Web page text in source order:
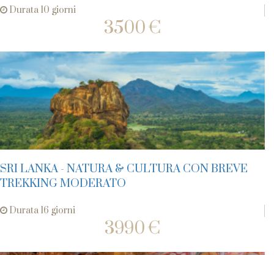
Durata 10 giorni
3500 €
SRI LANKA - NATURA & CULTURA CON BREVE
TREKKING MODERATO
Durata 16 giorni
3990 €